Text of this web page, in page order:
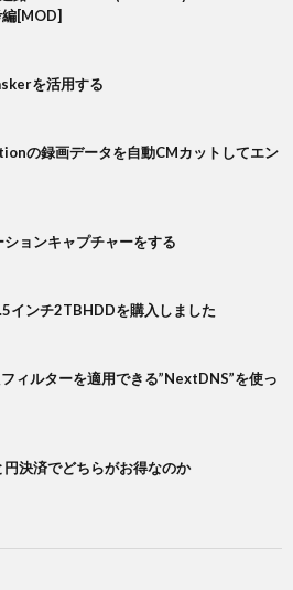
[MOD]
を活用する
の録画データを自動CMカットしてエン
ョンキャプチャーをする
インチ2TBHDDを購入しました
ィルターを適用できる”NextDNS”を使っ
決済でどちらがお得なのか